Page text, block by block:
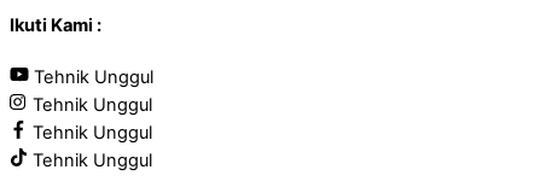
Ikuti Kami :
Tehnik Unggul
Tehnik Unggul
Tehnik Unggul
Tehnik Unggul